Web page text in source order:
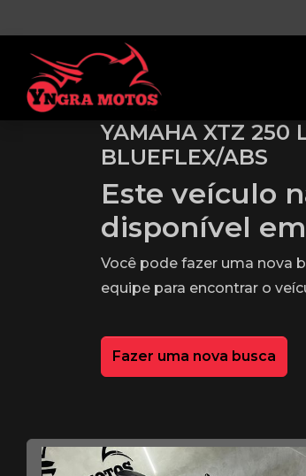
YAMAHA XTZ 250
BLUEFLEX/ABS
Este veículo
disponível
Você pode fazer uma nova
equipe para encontrar o
Fazer uma nova busca